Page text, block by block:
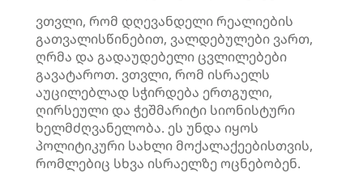
ვთვლი, რომ დღევანდელი რეალიების
გათვალისწინებით, ვალდებულები ვართ,
ღრმა და გადაუდებელი ცვლილებები
გავატაროთ. ვთვლი, რომ ისრაელს
აუცილებლად სჭირდება ერთგული,
ღირსეული და ჭეშმარიტი სიონისტური
ხელმძღვანელობა. ეს უნდა იყოს
პოლიტიკური სახლი მოქალაქეებისთვის,
რომლებიც სხვა ისრაელზე ოცნებობენ.